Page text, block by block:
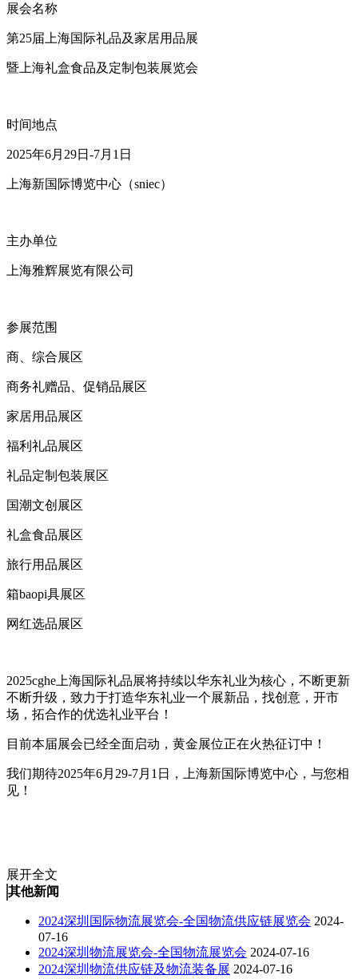
展会名称
第25届上海国际礼品及家居用品展
暨上海礼盒食品及定制包装展览会
时间地点
2025年6月29日-7月1日
上海新国际博览中心（sniec）
主办单位
上海雅辉展览有限公司
参展范围
商、综合展区
商务礼赠品、促销品展区
家居用品展区
福利礼品展区
礼品定制包装展区
国潮文创展区
礼盒食品展区
旅行用品展区
箱baopi具展区
网红选品展区
2025cghe上海国际礼品展将持续以华东礼业为核心，不断更新
不断升级，致力于打造华东礼业一个展新品，找创意，开市
场，拓合作的优选礼业平台！
目前本届展会已经全面启动，黄金展位正在火热征订中！
我们期待2025年6月29-7月1日，上海新国际博览中心，与您相
见！
展开全文
其他新闻
2024深圳国际物流展览会-全国物流供应链展览会 2024-
07-16
2024深圳物流展览会-全国物流展览会 2024-07-16
2024深圳物流供应链及物流装备展 2024-07-16